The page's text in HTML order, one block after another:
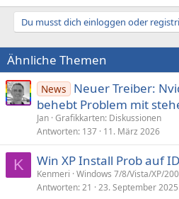
Du musst dich einloggen oder
Ähnliche Themen
News
Neuer Treiber:
behebt Problem mit
Jan Grafikkarten: Diskussionen
Antworten 137 11. März 2026
K Win XP Install Prob auf
Kenmeri Windows 7/8/Vista/XP/
Antworten 21 23. September 2025